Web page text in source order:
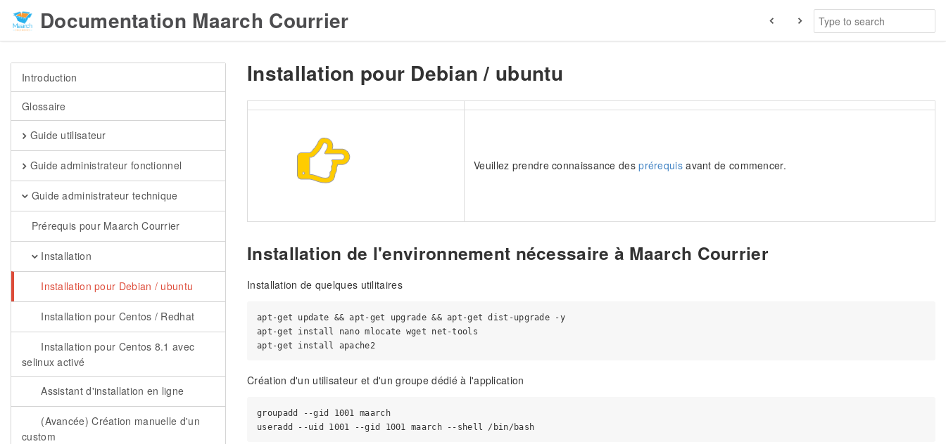
Documentation Maarch Courrier
Introduction
Glossaire
Guide utilisateur
Guide administrateur fonctionnel
Guide administrateur technique
Prérequis pour Maarch Courrier
Installation
Installation pour Debian / ubuntu
Installation pour Centos / Redhat
Installation pour Centos 8.1 avec
selinux activé
Assistant d'installation en ligne
(Avancée) Création manuelle d'un
custom
Installation pour Debian / ubuntu
Veuillez prendre connaissance desprérequisavant de commencer.
Installation de l'environnement nécessaire à Maarch Courrier
Installation de quelques utilitaires
apt-get update && apt-get upgrade && apt-get dist-upgrade -y
apt-get install nano mlocate wget net-tools
Création d'un utilisateur et d'un groupe dédié à l'application
groupadd --gid 1001 maarch